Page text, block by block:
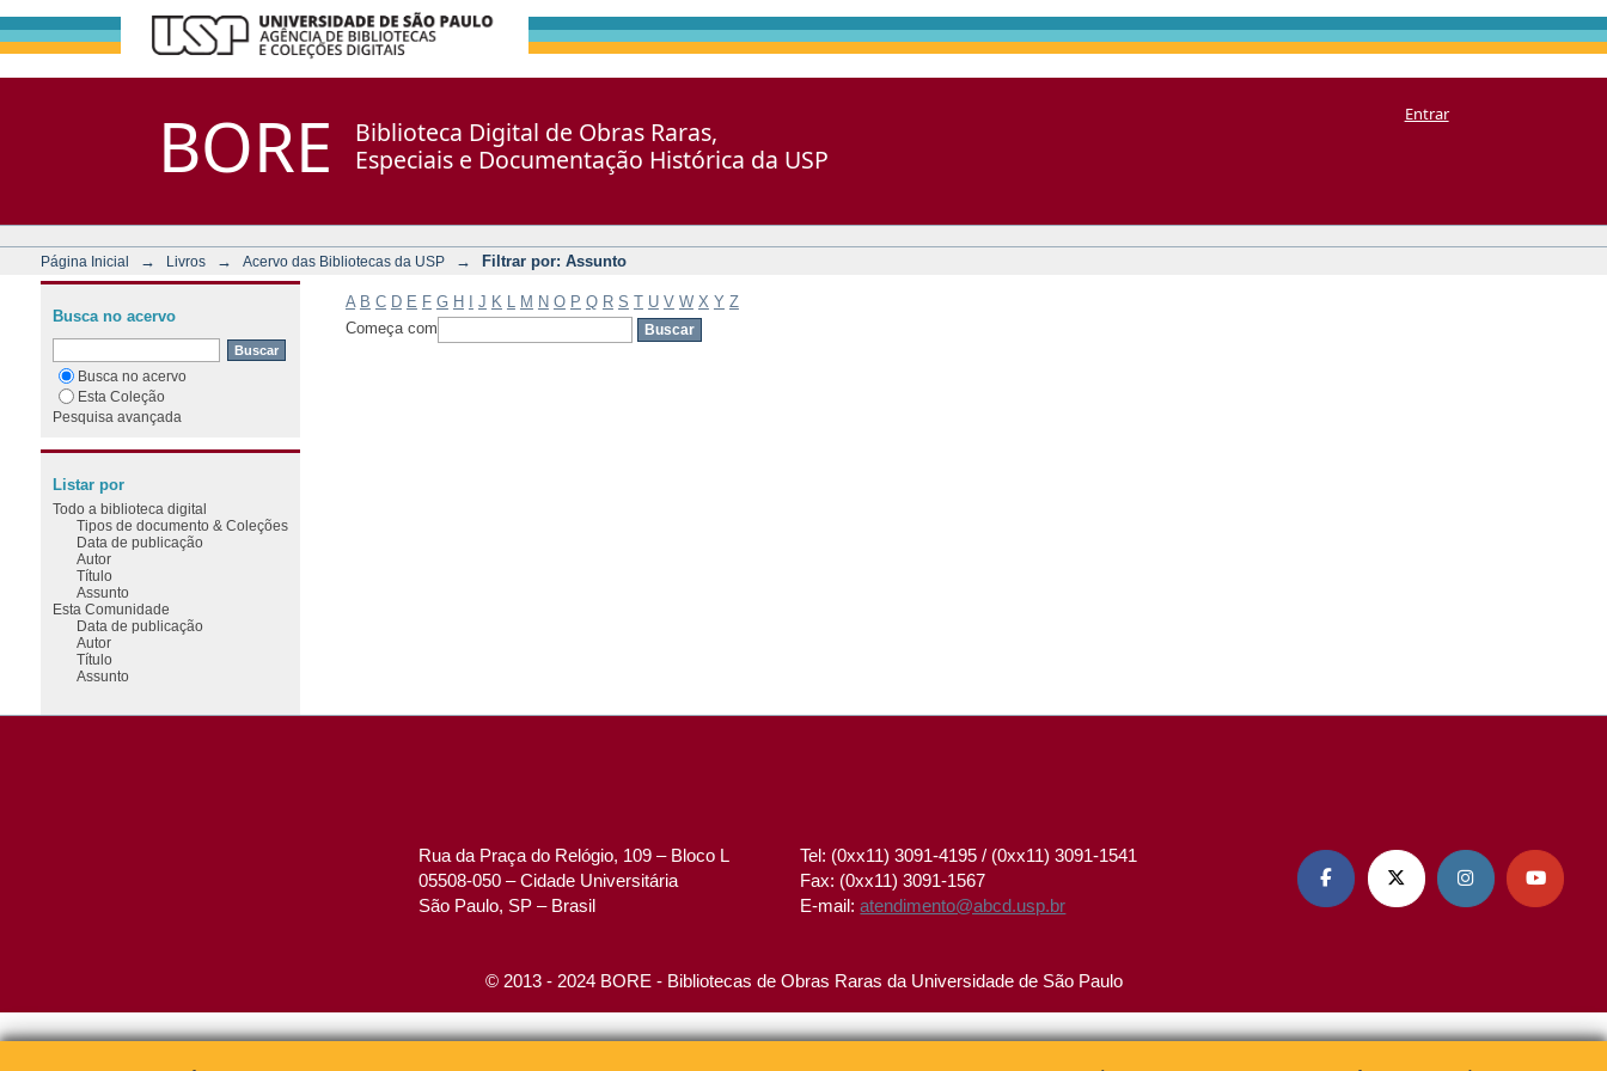
BORE
Biblioteca Digital de Obras Raras,
Especiais e Documentação Histórica da USP
Entrar
Página Inicial → Livros → Acervo das Bibliotecas da USP → Filtrar por: Assunto
A B C D E F G H J K M N O P Q R S T U V W X Y Z
Começa com
Busca no acervo
Busca no acervo
Esta Coleção
Pesquisa avançada
Listar por
Todo a biblioteca digital
Tipos de documento & Coleções
Data de publicação
Autor
Título
Assunto
Esta Comunidade
Data de publicação
Autor
Título
Assunto
Rua da Praça do Relógio, 109 – Bloco L
05508-050 – Cidade Universitária
São Paulo, SP – Brasil
Tel: (0xx11) 3091-4195 / (0xx11) 3091-1541
Fax: (0xx11) 3091-1567
E-mail:atendimento@abcd.usp.br
   
© 2013 - 2024 BORE - Bibliotecas de Obras Raras da Universidade de São Paulo